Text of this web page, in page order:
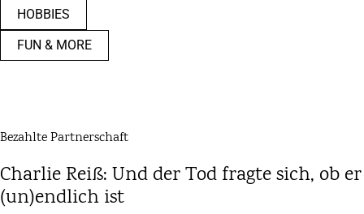
HOBBIES
FUN & MORE
Bezahlte Partnerschaft
Charlie Reiß: Und der Tod fragte sich, ob er
(un)endlich ist